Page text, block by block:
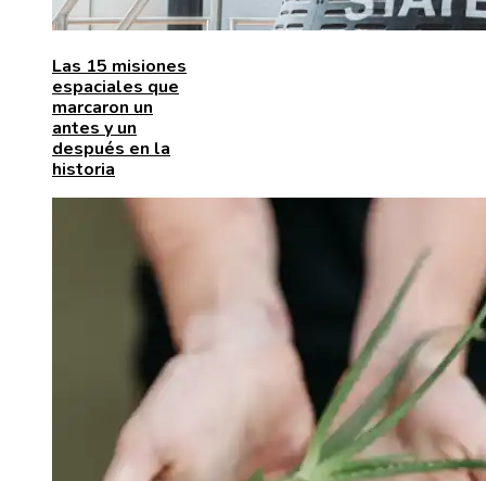
Las 15 misiones
espaciales que
marcaron un
antes y un
después en la
historia